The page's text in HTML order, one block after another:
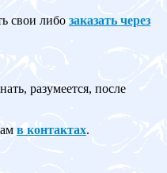
свои либо заказать через
разумеется, после
в контактах.